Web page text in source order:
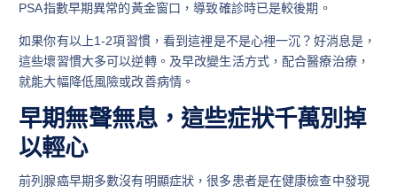
PSA指數早期異常的黃金窗口，導致確診時已是較後期。
如果你有以上1-2項習慣，看到這裡是不是心裡一沉？好消息是，
這些壞習慣大多可以逆轉。及早改變生活方式，配合醫療治療，
就能大幅降低風險或改善病情。
早期無聲無息，這些症狀千萬別掉
以輕心
前列腺癌早期多數沒有明顯症狀，很多患者是在健康檢查中發現